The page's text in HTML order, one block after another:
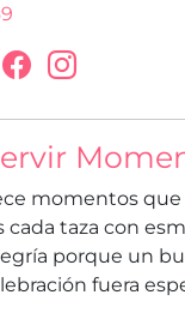
momentos que
taza con
porque un
fuera